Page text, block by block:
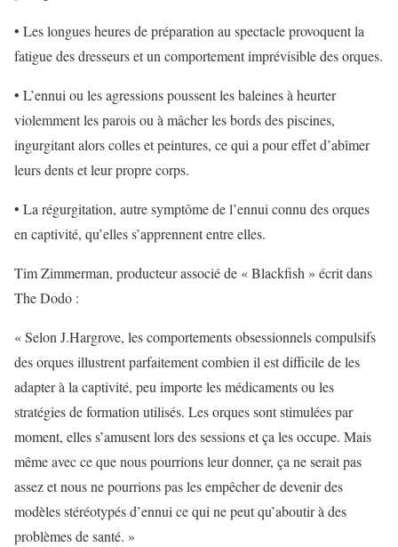
• Les longues heures de préparation au spectacle provoquent la
fatigue des dresseurs et un comportement imprévisible des orques.
• L’ennui ou les agressions poussent les baleines à heurter
violemment les parois ou à mâcher les bords des piscines,
ingurgitant alors colles et peintures, ce qui a pour effet d’abîmer
leurs dents et leur propre corps.
• La régurgitation, autre symptôme de l’ennui connu des orques
en captivité, qu’elles s’apprennent entre elles.
Tim Zimmerman, producteur associé de « Blackfish » écrit dans
The Dodo :
« Selon J.Hargrove, les comportements obsessionnels compulsifs
des orques illustrent parfaitement combien il est difficile de les
adapter à la captivité, peu importe les médicaments ou les
stratégies de formation utilisés. Les orques sont stimulées par
moment, elles s’amusent lors des sessions et ça les occupe. Mais
même avec ce que nous pourrions leur donner, ça ne serait pas
assez et nous ne pourrions pas les empêcher de devenir des
modèles stéréotypés d’ennui ce qui ne peut qu’aboutir à des
problèmes de santé. »